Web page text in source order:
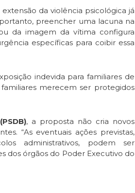
da violência psicológica já
preencher uma lacuna na
da imagem da vítima configura
específicas para coibir essa
indevida para familiares de
merecem ser protegidos
, a proposta não cria novos
“As eventuais ações previstas,
administrativos, podem ser
dos órgãos do Poder Executivo do